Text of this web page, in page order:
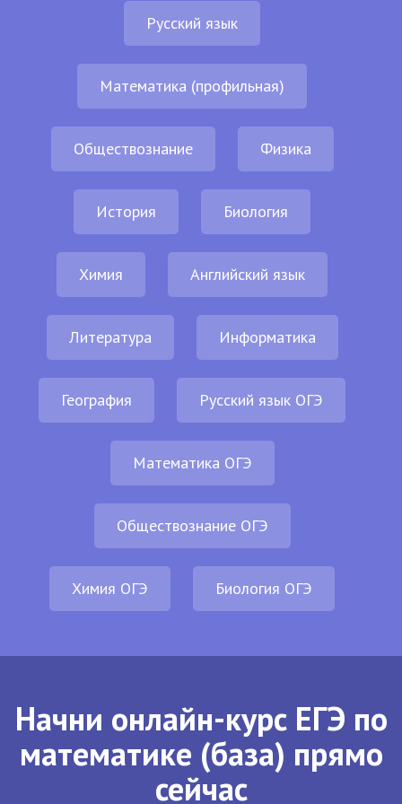
Русский язык
Математика (профильная)
Обществознание Физика
История Биология
Химия Английский язык
Литература Информатика
География Русский язык ОГЭ
Математика ОГЭ
Обществознание ОГЭ
Химия ОГЭ Биология ОГЭ
Начни онлайн-курс ЕГЭ по
математике (база) прямо
сейчас